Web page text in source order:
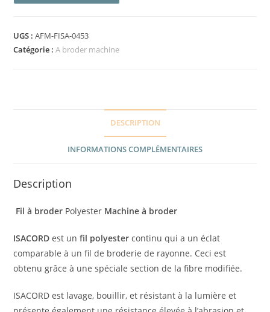
UGS :AFM-FISA-0453
Catégorie :A broder machine
DESCRIPTION
INFORMATIONS COMPLÉMENTAIRES
Description
Fil à broder Polyester Machine à broder
ISACORD est unfil polyester continu qui a un éclat
comparable à un fil de broderie de rayonne. Ceci est
obtenu grâce à une spéciale section de la fibre modifiée.
ISACORD est lavage, bouillir, et résistant à la lumière et